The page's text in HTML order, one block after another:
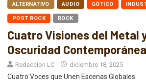
ALTERNATIVO AUDIO GÓTICO
POST ROCK ROCK
Cuatro Visiones del Metal
Oscuridad Contemporánea
Redaccion LC diciembre 18, 2025
Cuatro Voces que Unen Escenas Globales